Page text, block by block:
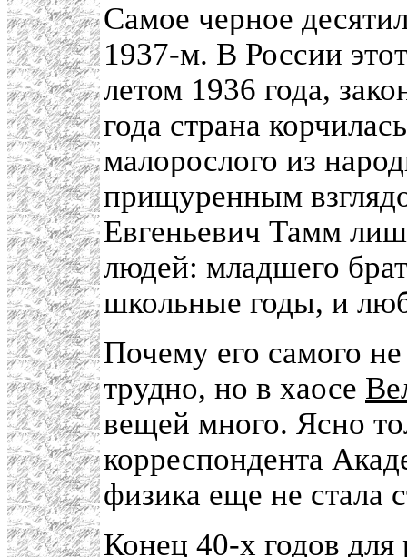
Самое черное
1937-м. В России
летом 1936 года,
года страна
малорослого из
прищуренным
Евгеньевич Тамм
людей: младшего
школьные годы, и
Почему его самого
трудно, но в хаосе
вещей много. Ясно
корреспондента
физика еще не стала
Конец 40-х годов